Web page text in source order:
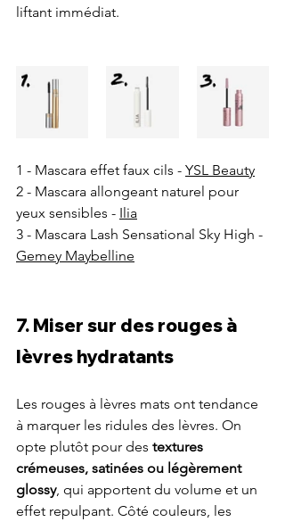
liftant immédiat.
1 - Mascara effet faux cils - YSL Beauty
2 - Mascara allongeant naturel pour
yeux sensibles - Ilia
3 - Mascara Lash Sensational Sky High -
Gemey Maybelline
7. Miser sur des rouges à
lèvres hydratants
Les rouges à lèvres mats ont tendance
à marquer les ridules des lèvres. On
opte plutôt pour des textures
crémeuses, satinées ou légèrement
glossy, qui apportent du volume et un
effet repulpant. Côté couleurs, les